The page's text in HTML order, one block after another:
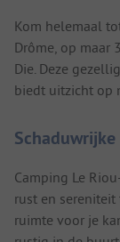
Kom helemaal
Drôme, op maar
Die. Deze
biedt uitzicht op
Camping Le
rust en
ruimte voor je